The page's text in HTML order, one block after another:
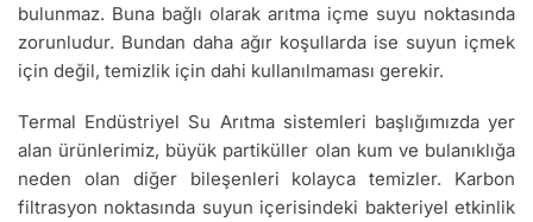
bulunmaz. Buna bağlı olarak arıtma içme suyu noktasında
zorunludur. Bundan daha ağır koşullarda ise suyun içmek
için değil, temizlik için dahi kullanılmaması gerekir.
Termal Endüstriyel Su Arıtma sistemleri başlığımızda yer
alan ürünlerimiz, büyük partiküller olan kum ve bulanıklığa
neden olan diğer bileşenleri kolayca temizler. Karbon
filtrasyon noktasında suyun içerisindeki bakteriyel etkinlik